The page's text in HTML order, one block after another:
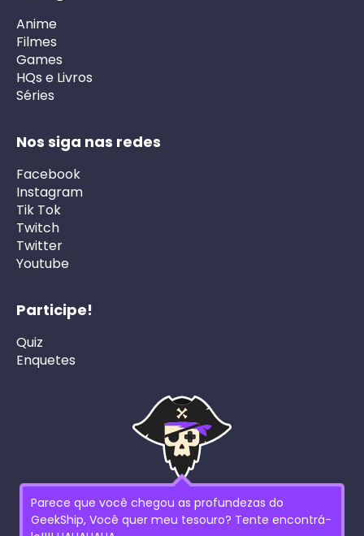
Anime
Filmes
Games
HQs e Livros
Séries
Nos siga nas redes
Facebook
Instagram
Tik Tok
Twitch
Twitter
Youtube
Participe!
Quiz
Enquetes
Parece que você chegou as profundezas do
GeekShip, Você quer meu tesouro? Tente encontrá-